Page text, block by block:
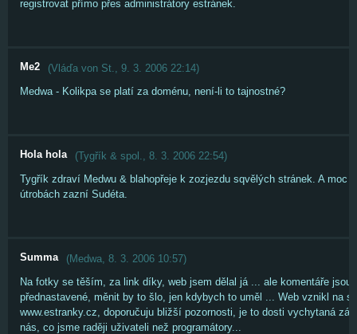
registrovat přímo přes administrátory estránek.
Me2 (Vláďa von St., 9. 3. 2006 22:14)
Medwa - Kolikpa se platí za doménu, není-li to tajnostné?
Hola hola (Tygřík & spol., 8. 3. 2006 22:54)
Tygřík zdraví Medwu & blahopřeje k zozjezdu sqvělých stránek. A moc
útrobách zazní Sudéta.
Summa (Medwa, 8. 3. 2006 10:57)
Na fotky se těším, za link díky, web jsem dělal já ... ale komentáře jsou
přednastavené, měnit by to šlo, jen kdybych to uměl ... Web vznikl na
www.estranky.cz, doporučuju bližší pozornosti, je to dosti vychytaná
nás, co jsme raději uživateli než programátory...